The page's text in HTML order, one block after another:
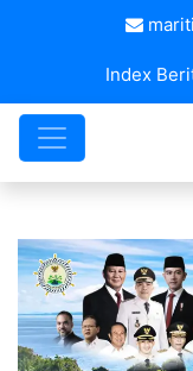
Index